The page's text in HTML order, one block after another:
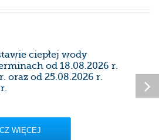
ciepłej wody
od 18.08.2026 r.
oraz od 25.08.2026 r.
WIĘCEJ
28/